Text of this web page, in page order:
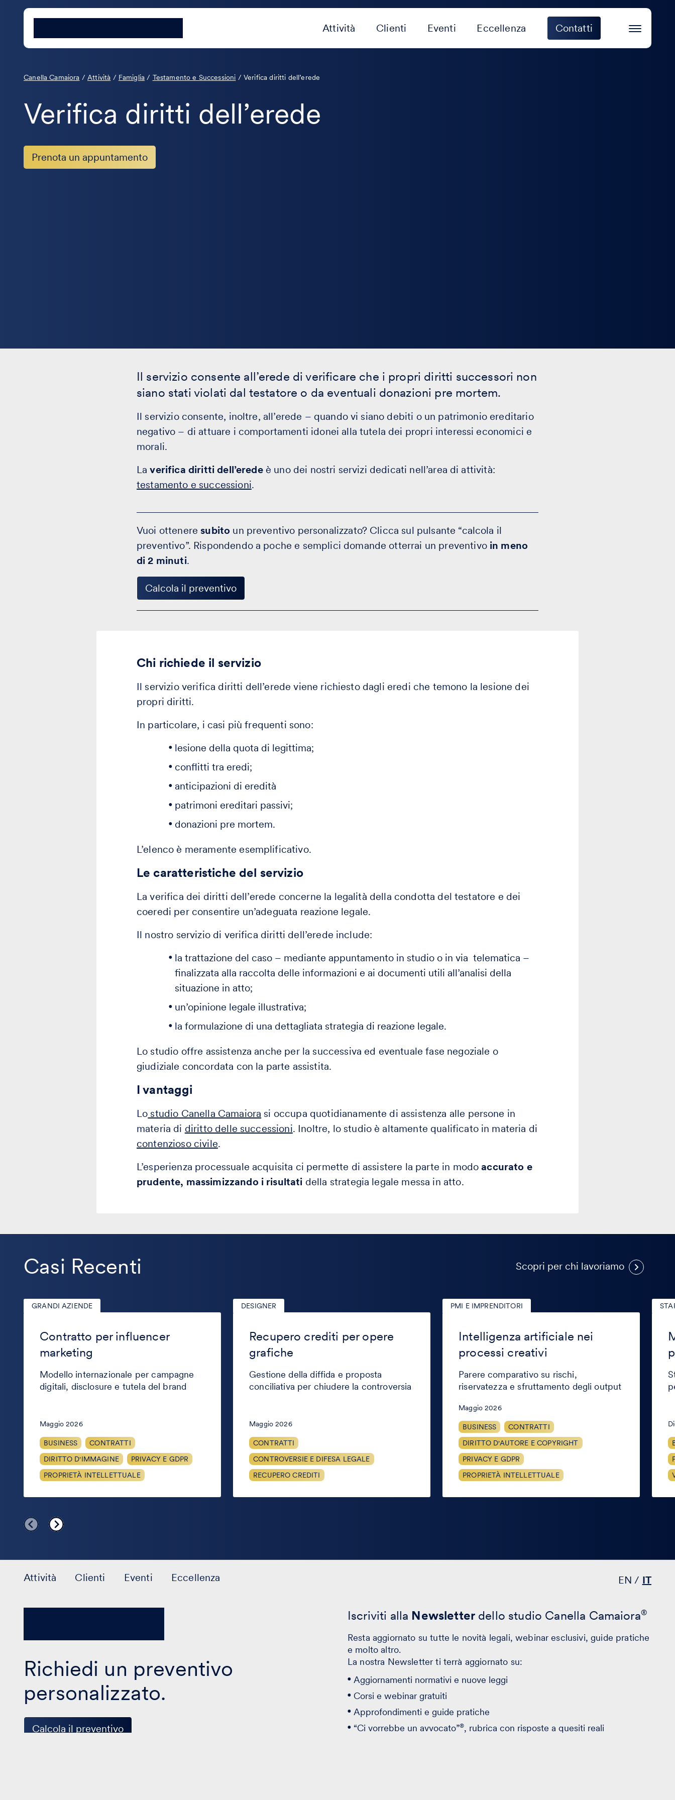
Attività Clienti Eventi Eccellenza Contatti
Canella Camaiora /Attività / Famiglia / Testamento e Successioni / Verifica diritti dell’erede
Verifica diritti dell’erede
Prenota un appuntamento
Il servizio consente all’erede di verificare che i propri diritti successori non
siano stati violati dal testatore o da eventuali donazioni pre mortem.
Il servizio consente, inoltre, all’erede – quando vi siano debiti o un patrimonio ereditario
negativo – di attuare i comportamenti idonei alla tutela dei propri interessi economici e
morali.
Laverifica diritti dell’eredeè uno dei nostri servizi dedicati nell’area di attività:
testamento e successioni.
Vuoi otteneresubito un preventivo personalizzato? Clicca sul pulsante “calcola il
preventivo”. Rispondendo a poche e semplici domande otterrai un preventivo in meno
di 2 minuti.
Calcola il preventivo
Chi richiede il servizio
Il servizio verifica diritti dell’erede viene richiesto dagli eredi che temono la lesione dei
propri diritti.
In particolare, i casi più frequenti sono:
lesione della quota di legittima;
conflitti tra eredi;
anticipazioni di eredità
patrimoni ereditari passivi;
donazioni pre mortem.
L’elenco è meramente esemplificativo.
Le caratteristiche del servizio
La verifica dei diritti dell’erede concerne la legalità della condotta del testatore e dei
coeredi per consentire un’adeguata reazione legale.
Il nostro servizio di verifica diritti dell’erede include:
la trattazione del caso – mediante appuntamento in studio o in via telematica –
finalizzata alla raccolta delle informazioni e ai documenti utili all’analisi della
situazione in atto;
un’opinione legale illustrativa;
la formulazione di una dettagliata strategia di reazione legale.
Lo studio offre assistenza anche per la successiva ed eventuale fase negoziale o
giudiziale concordata con la parte assistita.
I vantaggi
Lo studio Canella Camaiora si occupa quotidianamente di assistenza alle persone in
materia di diritto delle successioni. Inoltre, lo studio è altamente qualificato in materia di
contenzioso civile.
L’esperienza processuale acquisita ci permette di assistere la parte in modoaccurato e
prudente, massimizzando i risultati della strategia legale messa in atto.
Casi Recenti Scopri per chi lavoriamo
GRANDI AZIENDE
Contratto per influencer
marketing
Contratto
influencer
Modello internazionale per campagne
digitali, disclosure e tutela del brand
Maggio 2026
BUSINESS
CONTRATTI
DIRITTO D'IMMAGINE
PRIVACY E GDPR
PROPRIETÀ INTELLETTUALE
DESIGNER
Recupero crediti per opere
grafiche
Recupero
grafiche
Gestione della diffida e proposta
conciliativa per chiudere la controversia
Maggio 2026
CONTRATTI
CONTROVERSIE E DIFESA LEGALE
RECUPERO CREDITI
PMI E IMPRENDITORI
Intelligenza artificiale nei
processi creativi
Intelligenza
creativi
Parere comparativo su rischi,
riservatezza e sfruttamento degli output
Maggio 2026
BUSINESS
CONTRATTI
DIRITTO D'AUTORE E COPYRIGHT
PRIVACY E GDPR
PROPRIETÀ INTELLETTUALE
Messa
Attività Clienti Eventi Eccellenza IT
EN
Richiedi un preventivo
personalizzato.
Calcola il preventivo
Iscriviti alla Newsletter dello studio Canella Camaiora®
Resta aggiornato su tutte le novità legali, webinar esclusivi, guide pratiche
e molto altro.
La nostra Newsletter ti terrà aggiornato su:
Aggiornamenti normativi e nuove leggi
Corsi e webinar gratuiti
Approfondimenti e guide pratiche
“Ci vorrebbe un avvocato”®, rubrica con risposte a quesiti reali